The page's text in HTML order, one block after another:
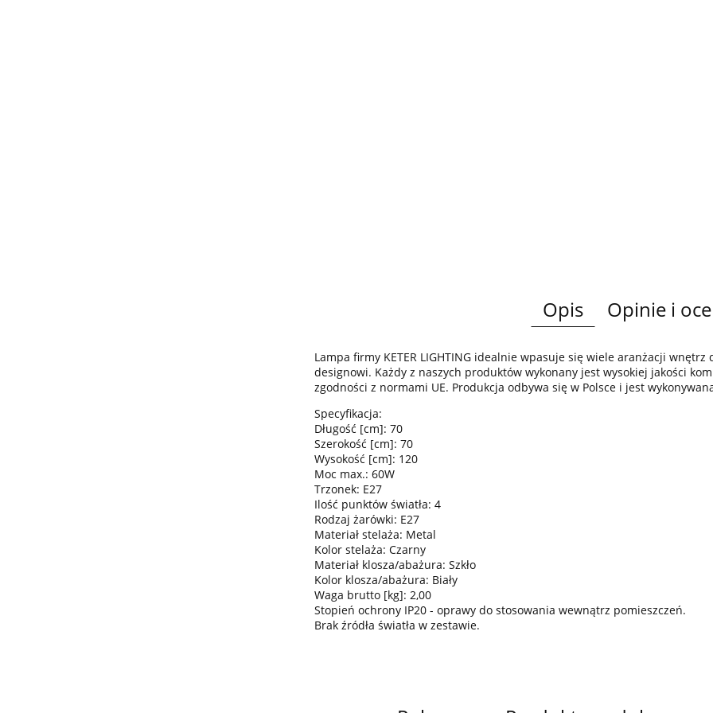
Opis Opinie i
Lampa firmy KETER LIGHTING idealnie wpasuje się wiele aranżacji
designowi. Każdy z naszych produktów wykonany jest wysokiej jakości
zgodności z normami UE. Produkcja odbywa się w Polsce i jest
Specyfikacja:
Długość [cm]: 70
Szerokość [cm]: 70
Wysokość [cm]: 120
Moc max.: 60W
Trzonek: E27
Ilość punktów światła: 4
Rodzaj żarówki: E27
Materiał stelaża: Metal
Kolor stelaża: Czarny
Materiał klosza/abażura: Szkło
Kolor klosza/abażura: Biały
Waga brutto [kg]: 2,00
Stopień ochrony IP20 - oprawy do stosowania wewnątrz pomieszczeń.
Brak źródła światła w zestawie.